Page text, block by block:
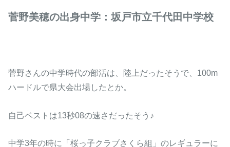
菅野美穂の出身中学：坂戸市立千代田中学校
菅野さんの中学時代の部活は、陸上だったそうで、100m
ハードルで県大会出場したとか。
自己ベストは13秒08の速さだったそう♪
中学3年の時に「桜っ子クラブさくら組」のレギュラーに